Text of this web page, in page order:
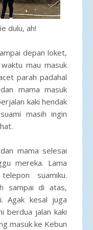
dulu, ah!
depan loket,
mau masuk
parah padahal
mama masuk
kaki hendak
masih ingin
mama selesai
mereka. Lama
suamiku.
sampai di atas,
Agak kesal juga
berdua jalan kaki
masuk ke Kebun